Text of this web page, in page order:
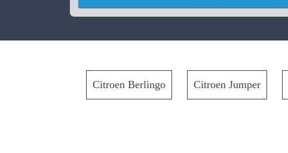
Citroen Berlingo Citroen Jumper